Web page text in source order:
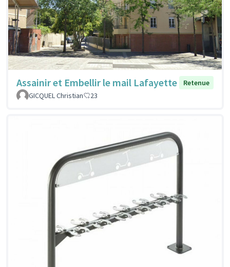
Assainir et Embellir le mail Lafayette
Retenue
GICQUEL Christian
23